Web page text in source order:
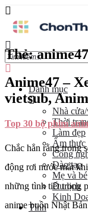
Danh mục
Nhà
Thời
Làm đẹp
Ẩm thực
Công
Đào tạo
Mẹ và bé
Du lịch
Kinh
Tỉnh
Thẻ:anime47
Anime47 –
vietsub,
Top 30 bộ phim
Chắc hẳn rằng trong
động rơi nước mắt
những tình tiết trong
anime buồn Nhật